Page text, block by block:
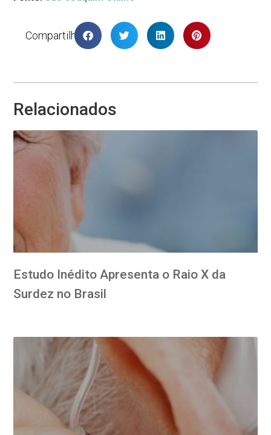
Compartilhar
Relacionados
Estudo Inédito Apresenta o Raio X da
Surdez no Brasil